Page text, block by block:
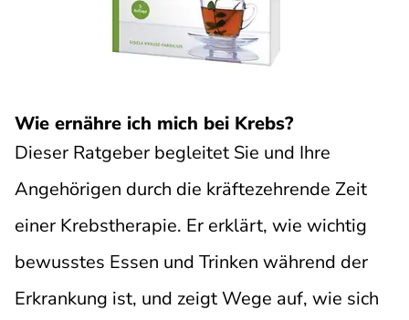
Wie ernähre ich mich bei Krebs?
Dieser Ratgeber begleitet Sie und Ihre
Angehörigen durch die kräftezehrende Zeit
einer Krebstherapie. Er erklärt, wie wichtig
bewusstes Essen und Trinken während der
Erkrankung ist, und zeigt Wege auf, wie sich